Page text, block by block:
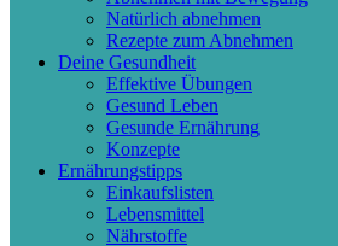
Natürlich abnehmen
Rezepte zum Abnehmen
Deine Gesundheit
Effektive Übungen
Gesund Leben
Gesunde Ernährung
Konzepte
Ernährungstipps
Einkaufslisten
Lebensmittel
Nährstoffe